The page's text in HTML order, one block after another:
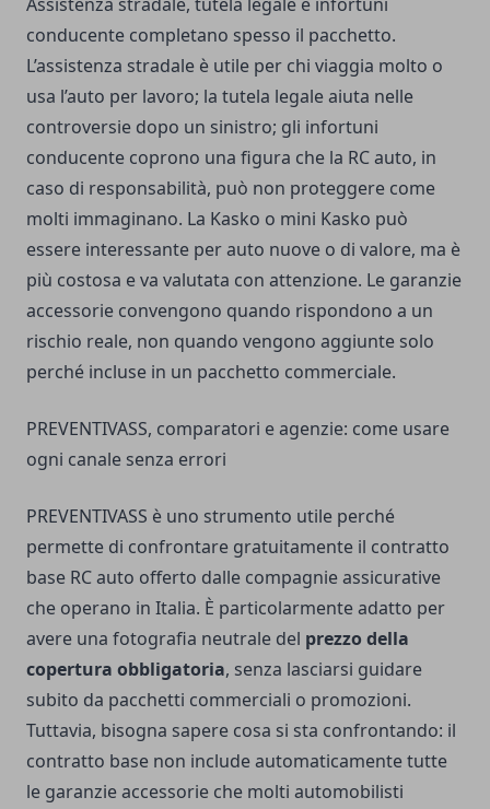
conducente completano spesso il pacchetto.
L’assistenza stradale è utile per chi viaggia molto o
usa l’auto per lavoro; la tutela legale aiuta nelle
controversie dopo un sinistro; gli infortuni
conducente coprono una figura che la RC auto, in
caso di responsabilità, può non proteggere come
molti immaginano. La Kasko o mini Kasko può
essere interessante per auto nuove o di valore, ma è
più costosa e va valutata con attenzione. Le garanzie
accessorie convengono quando rispondono a un
rischio reale, non quando vengono aggiunte solo
perché incluse in un pacchetto commerciale.
PREVENTIVASS, comparatori e agenzie: come usare
ogni canale senza errori
PREVENTIVASS è uno strumento utile perché
permette di confrontare gratuitamente il contratto
base RC auto offerto dalle compagnie assicurative
che operano in Italia. È particolarmente adatto per
avere una fotografia neutrale del prezzo della
copertura obbligatoria, senza lasciarsi guidare
subito da pacchetti commerciali o promozioni.
Tuttavia, bisogna sapere cosa si sta confrontando: il
contratto base non include automaticamente tutte
le garanzie accessorie che molti automobilisti